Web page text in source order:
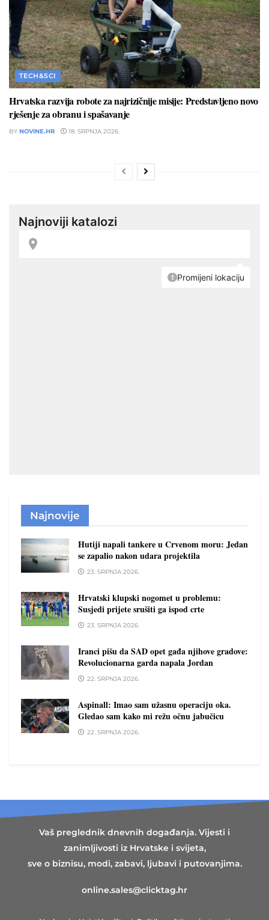
TECH&SCI
Hrvatska razvija robote za najrizičnije misije: Predstavljeno novo
rješenje za obranu i spašavanje
BY NOVINE.HR 18. SRPNJA 2026.
Najnovije
Hutiji napali tankere u Crvenom moru: Jedan
se zapalio nakon udara projektila
23. SRPNJA 2026.
Hrvatski klupski nogomet u problemu:
Susjedi prijete srušiti ga ispod crte
23. SRPNJA 2026.
Iranci pišu da SAD opet gađa njihove gradove:
Revolucionarna garda napala Jordan
22. SRPNJA 2026.
Aspinall: Imao sam užasnu operaciju oka.
Gledao sam kako mi režu očnu jabučicu
22. SRPNJA 2026.
Vaš preglednik dnevnih događanja. Vijesti i
zanimljivosti iz Hrvatske i svijeta,
sve o biznisu, modi, zabavi, ljubavi i putovanjima.
online.sales@clicktag.hr